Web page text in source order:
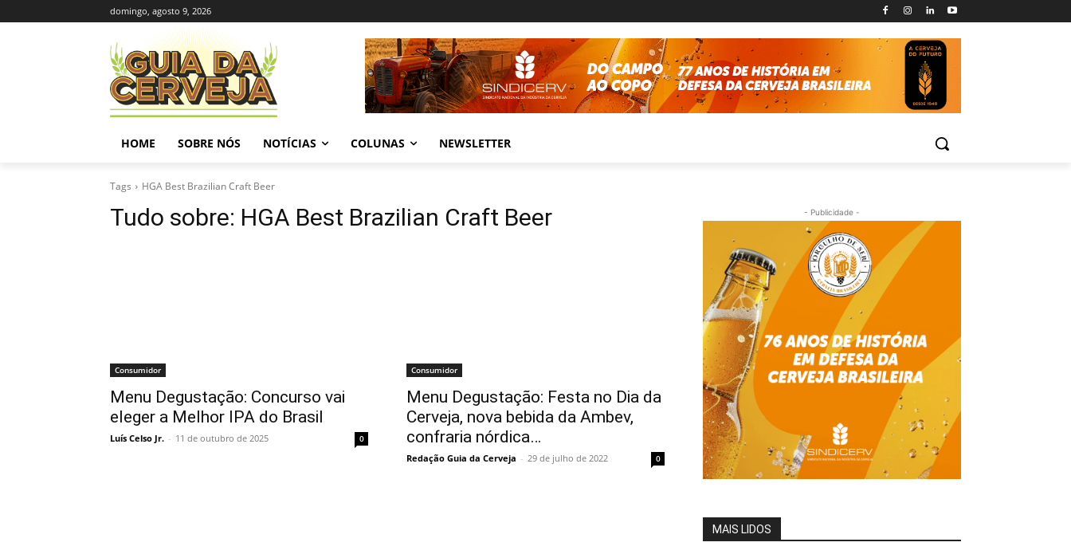
domingo, agosto 9, 2026
HOME SOBRE NÓS NOTÍCIAS COLUNAS NEWSLETTER
Tags HGA Best Brazilian Craft Beer
Tudo sobre: HGA Best Brazilian Craft Beer
Consumidor
Menu Degustação: Concurso vai
eleger a Melhor IPA do Brasil
Luís Celso Jr. - 11 de outubro de 2025 0
Consumidor
Menu Degustação: Festa no Dia da
Cerveja, nova bebida da Ambev,
confraria nórdica…
Redação Guia da Cerveja - 29 de julho de 2022 0
- Publicidade -
MAIS LIDOS